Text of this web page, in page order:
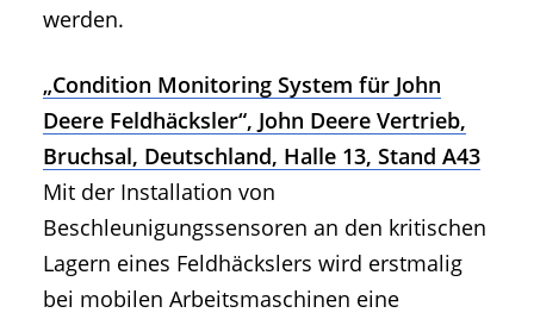
werden.
„Condition Monitoring System für John
Deere Feldhäcksler“, John Deere Vertrieb,
Bruchsal, Deutschland, Halle 13, Stand A43
Mit der Installation von
Beschleunigungssensoren an den kritischen
Lagern eines Feldhäckslers wird erstmalig
bei mobilen Arbeitsmaschinen eine